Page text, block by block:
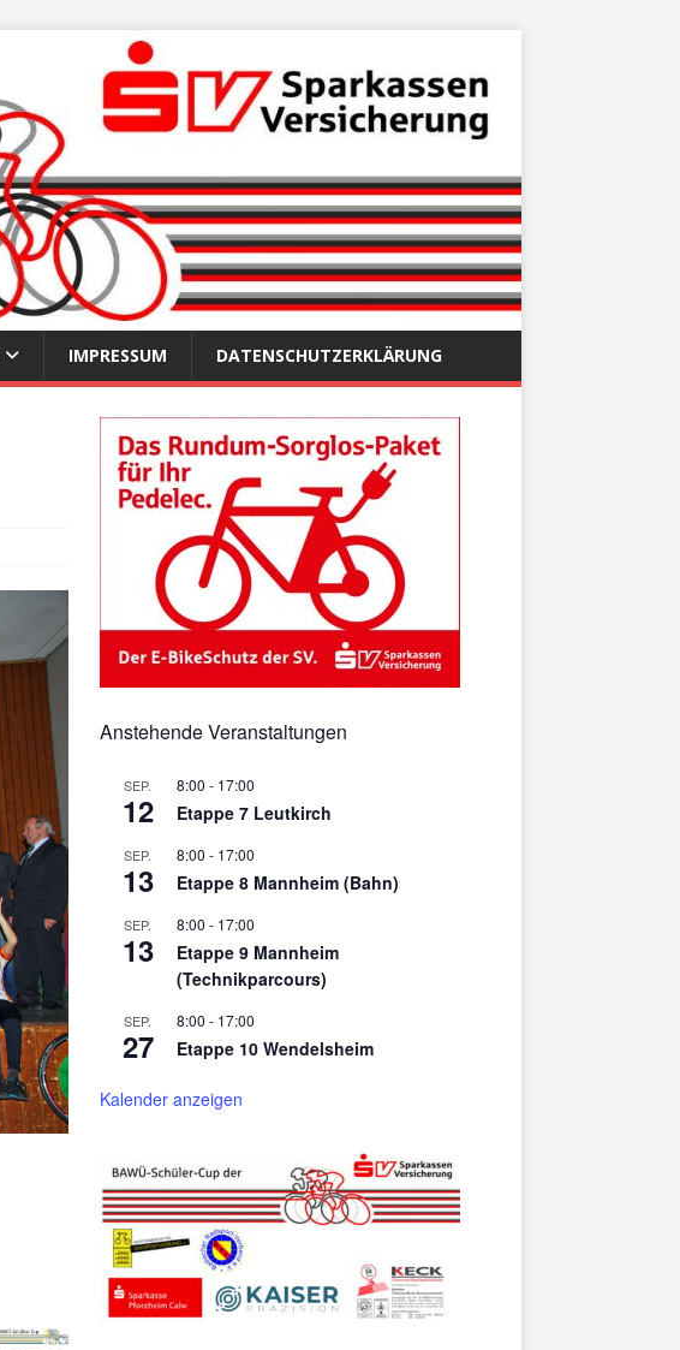
IMPRESSUM DATENSCHUTZERKLÄRUNG
Anstehende Veranstaltungen
SEP.
12
8:00 - 17:00
Etappe 7 Leutkirch
SEP.
13
8:00 - 17:00
Etappe 8 Mannheim (Bahn)
SEP.
13
8:00 - 17:00
Etappe 9 Mannheim
(Technikparcours)
SEP.
27
8:00 - 17:00
Etappe 10 Wendelsheim
Kalender anzeigen